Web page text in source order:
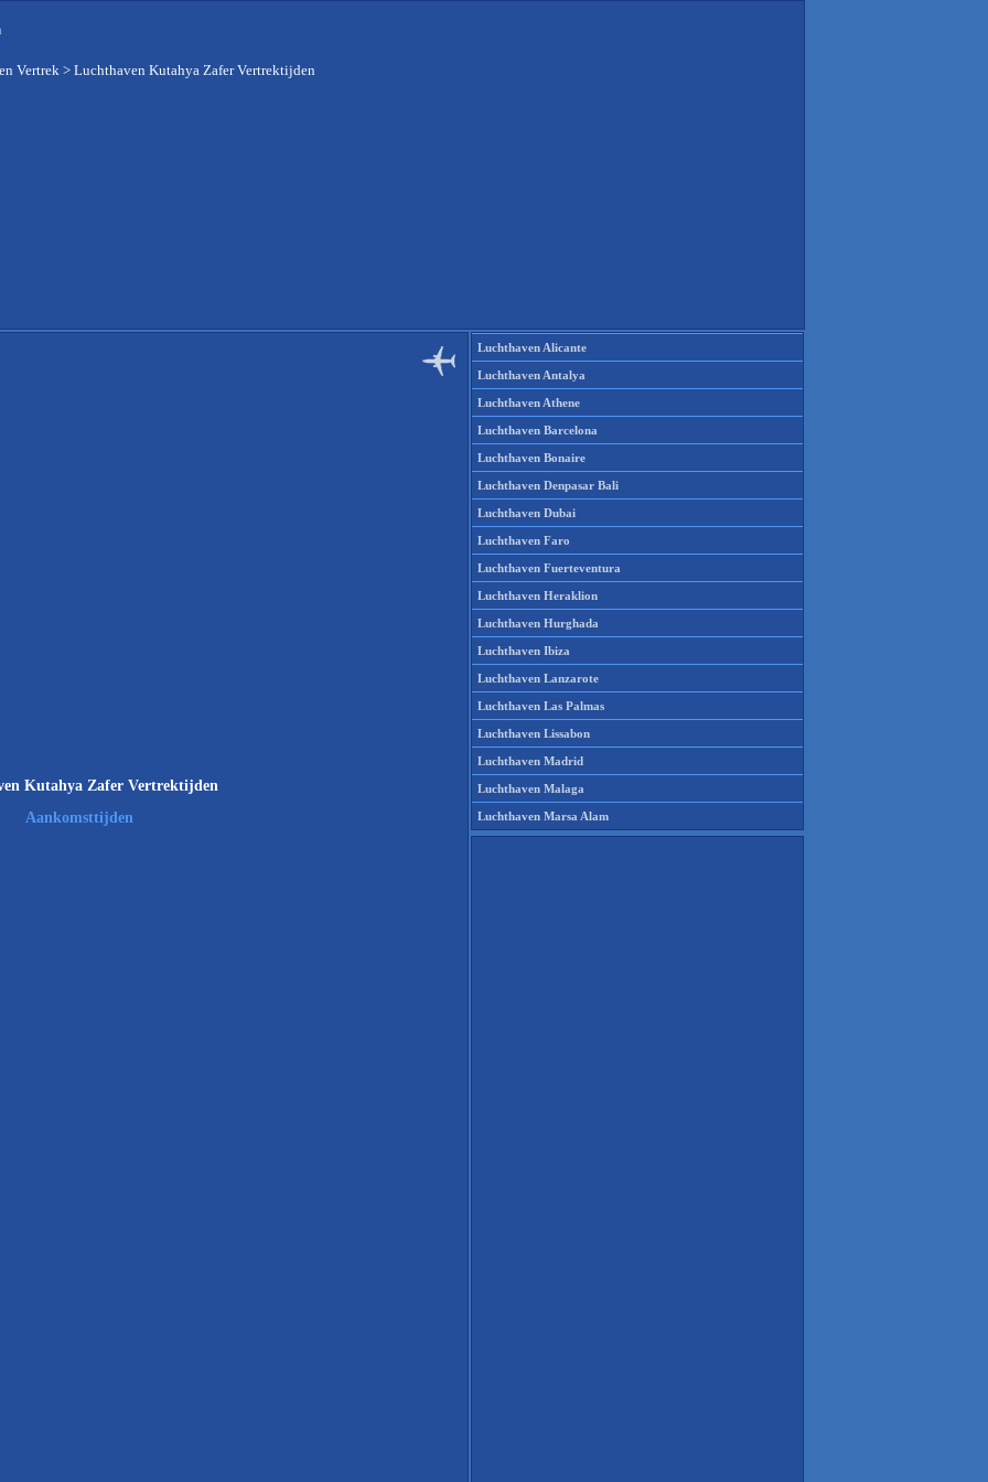
Vertrek > Luchthaven Kutahya Zafer Vertrektijden
Kutahya Zafer Vertrektijden
Aankomsttijden
Luchthaven Alicante
Luchthaven Antalya
Luchthaven Athene
Luchthaven Barcelona
Luchthaven Bonaire
Luchthaven Denpasar Bali
Luchthaven Dubai
Luchthaven Faro
Luchthaven Fuerteventura
Luchthaven Heraklion
Luchthaven Hurghada
Luchthaven Ibiza
Luchthaven Lanzarote
Luchthaven Las Palmas
Luchthaven Lissabon
Luchthaven Madrid
Luchthaven Malaga
Luchthaven Marsa Alam